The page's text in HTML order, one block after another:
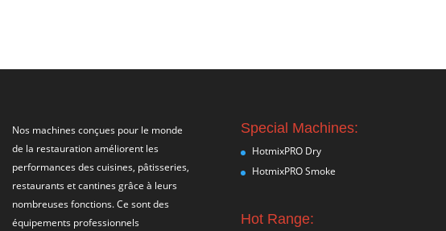
Nos machines conçues pour le monde
de la restauration améliorent les
performances des cuisines, pâtisseries,
restaurants et cantines grâce à leurs
nombreuses fonctions. Ce sont des
équipements professionnels
Special Machines:
HotmixPRO Dry
HotmixPRO Smoke
Hot Range: